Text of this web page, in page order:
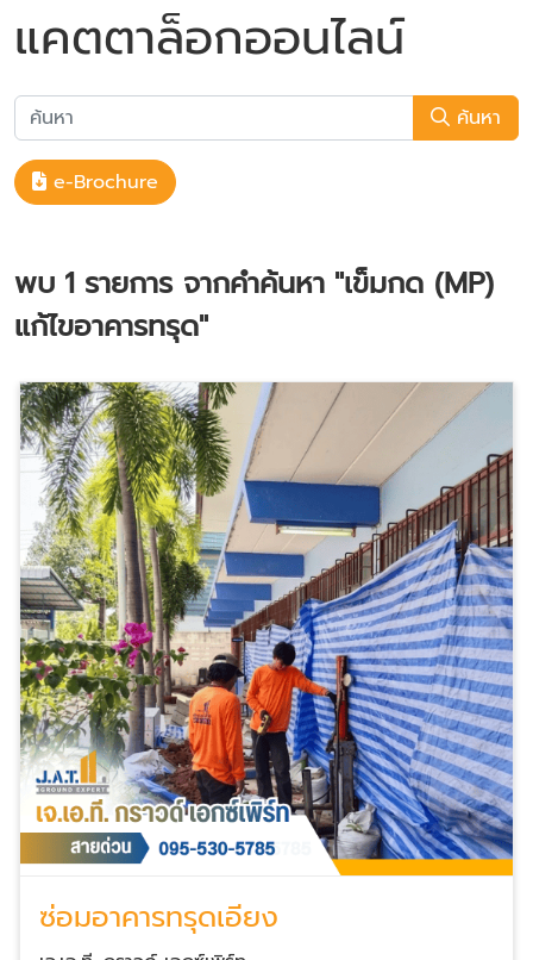
แคตตาล็อกออนไลน์
ค้นหา
e-Brochure
พบ 1 รายการ จากคำค้นหา "เข็มกด (MP)
แก้ไขอาคารทรุด"
ซ่อมอาคารทรุดเอียง